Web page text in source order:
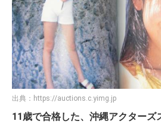
出典： https://auctions.c.yimg.jp
11歳で合格した、沖縄アクターズ